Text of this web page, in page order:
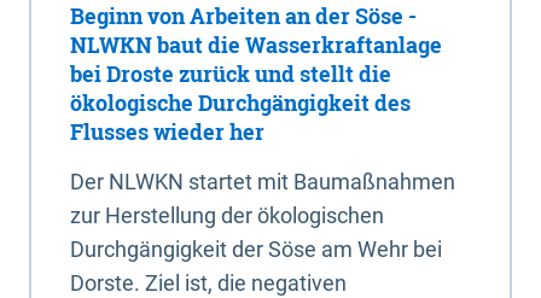
Beginn von Arbeiten an der Söse -
NLWKN baut die Wasserkraftanlage
bei Droste zurück und stellt die
ökologische Durchgängigkeit des
Flusses wieder her
Der NLWKN startet mit Baumaßnahmen
zur Herstellung der ökologischen
Durchgängigkeit der Söse am Wehr bei
Dorste. Ziel ist, die negativen